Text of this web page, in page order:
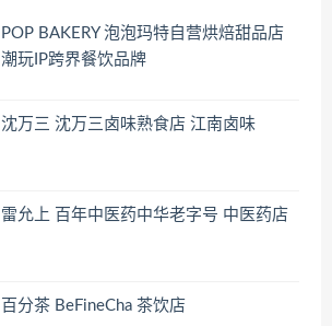
POP BAKERY 泡泡玛特自营烘焙甜品店
潮玩IP跨界餐饮品牌
沈万三 沈万三卤味熟食店 江南卤味
雷允上 百年中医药中华老字号 中医药店
百分茶 BeFineCha 茶饮店